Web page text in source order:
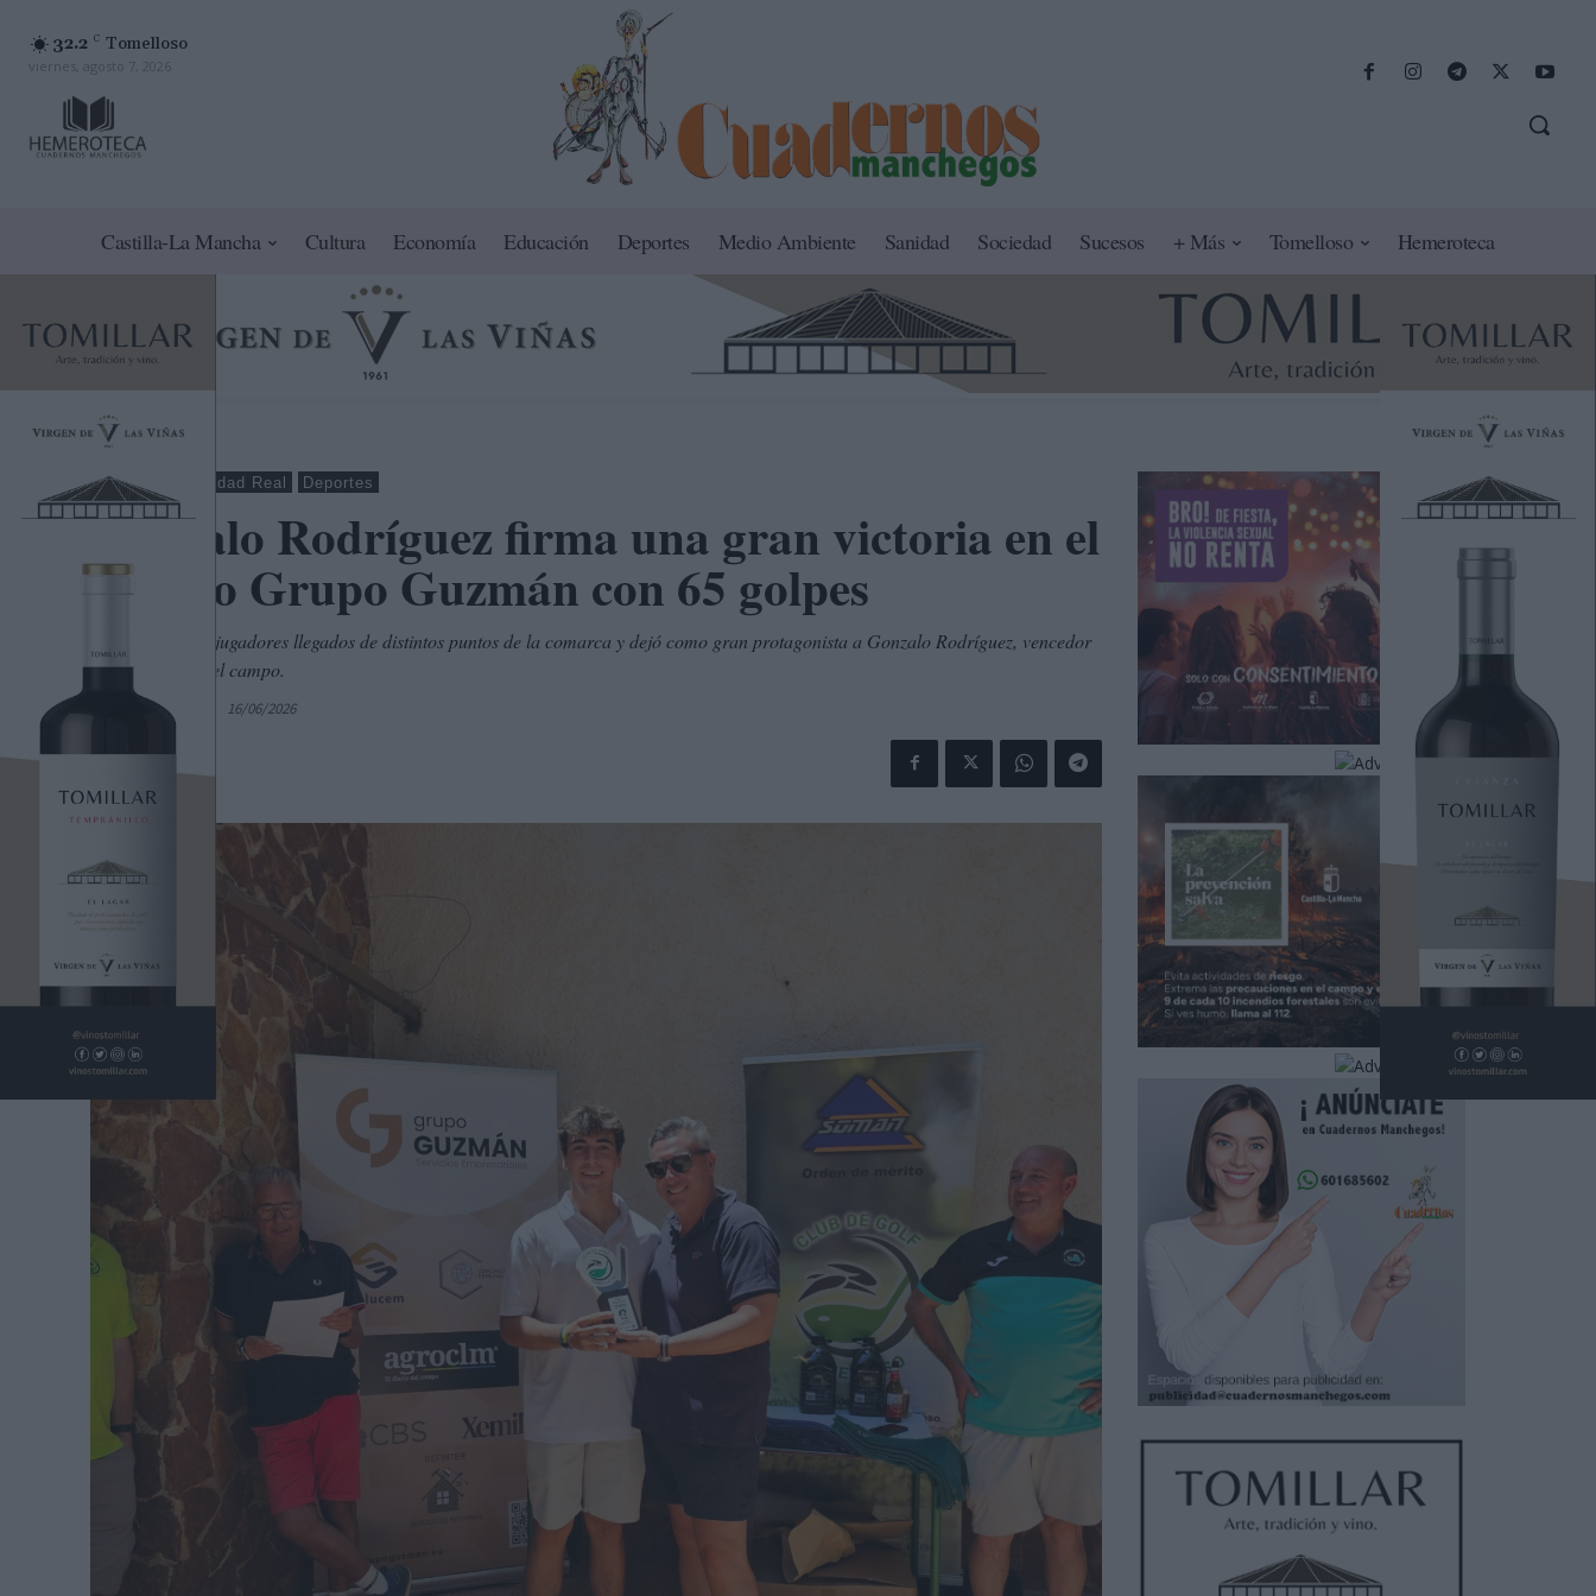
32.2 C Tomelloso
viernes, agosto 7, 2026
Castilla-La Mancha Cultura Economía Educación Deportes Medio Ambiente Sanidad Sociedad Sucesos + Más Tomelloso Hemeroteca
Tomelloso Ciudad Real Deportes
Gonzalo Rodríguez firma una gran victoria en el
Torneo Grupo Guzmán con 65 golpes
La cita reunió a jugadores llegados de distintos puntos de la comarca y dejó como gran protagonista a Gonzalo Rodríguez, vencedor
scratch con -7 del campo.
C. Manchegos 16/06/2026